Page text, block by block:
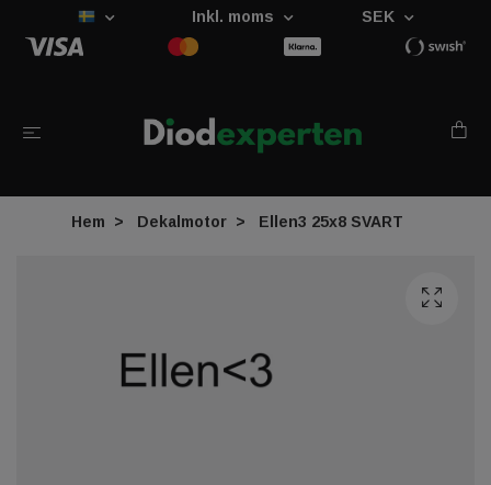
Inkl. moms SEK
Hem Dekalmotor Ellen3 25x8 SVART